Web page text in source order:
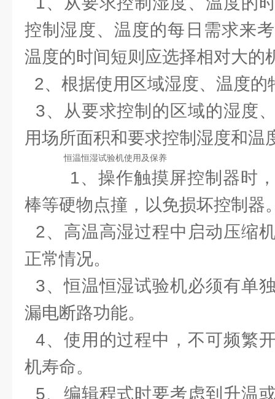
控制湿度、温度的每日需求来
温度的时间短则应选择相对大的
2、根据使用区域湿度、温度的
3、从要求控制的区域的湿度
用场所面积和要求控制湿度和温
恒温恒湿试验机使用及保养
1、操作触摸屏控制器时
棒等硬物点撞，以免损坏控制器
2、高温高湿过程中启动压缩
正常情况。
3、恒温恒湿试验机必须有单
漏电断路功能。
4、使用的过程中，不可频繁
机寿命。
5、编辑程式时要考虑到升温